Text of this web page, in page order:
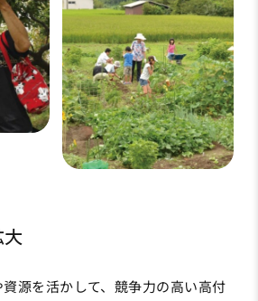
源を活かして、競争力の高い高付